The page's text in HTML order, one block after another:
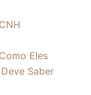
Eles
Saber